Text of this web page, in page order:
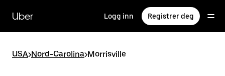
hovedinnholdet
Uber Logg inn Registrer deg
USA>Nord-Carolina>Morrisville